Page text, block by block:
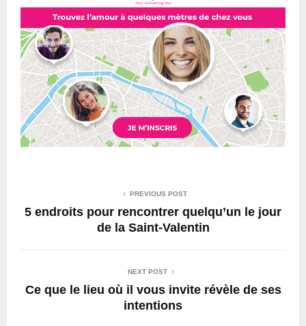
PREVIOUS POST
5 endroits pour rencontrer quelqu’un le jour
de la Saint-Valentin
NEXT POST
Ce que le lieu où il vous invite révèle de ses
intentions